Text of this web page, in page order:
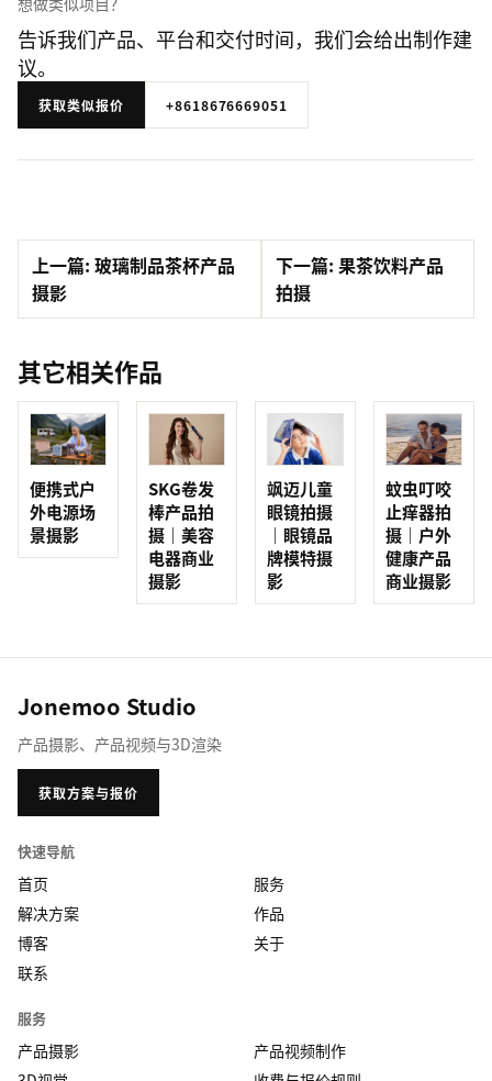
告诉我们产品、平台和交付时间，我们会给出制作建
议。
获取类似报价 +8618676669051
上一篇: 玻璃制品茶杯产品
摄影
下一篇: 果茶饮料产品
拍摄
其它相关作品
便携式户
外电源场
景摄影
SKG卷发
棒产品拍
摄｜美容
电器商业
摄影
飒迈儿童
眼镜拍摄
｜眼镜品
牌模特摄
影
蚊虫叮咬
止痒器拍
摄｜户外
健康产品
商业摄影
Jonemoo Studio
产品摄影、产品视频与3D渲染
获取方案与报价
快速导航
首页
服务
解决方案
作品
博客
关于
联系
服务
产品摄影
产品视频制作